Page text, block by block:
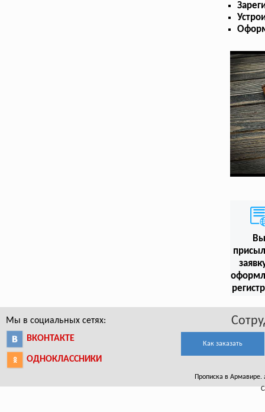
Вы
Мы в социальных сетях:
ВКОНТАКТЕ
ОДНОКЛАССНИКИ
Как заказать
Прописка в